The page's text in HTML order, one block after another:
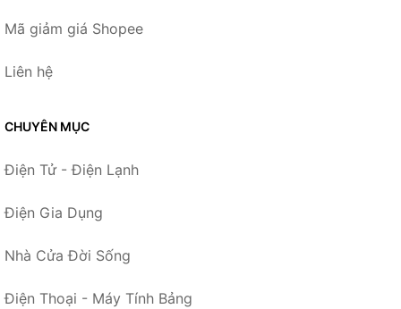
Mã giảm giá Shopee
Liên hệ
CHUYÊN MỤC
Điện Tử - Điện Lạnh
Điện Gia Dụng
Nhà Cửa Đời Sống
Điện Thoại - Máy Tính Bảng